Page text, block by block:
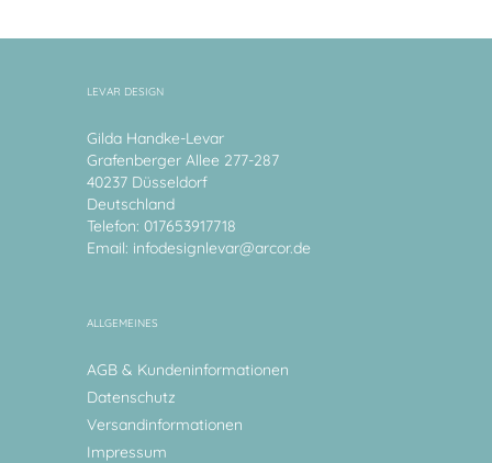
LEVAR DESIGN
Gilda Handke-Levar
Grafenberger Allee 277-287
40237 Düsseldorf
Deutschland
Telefon: 017653917718
Email: infodesignlevar@arcor.de
ALLGEMEINES
AGB & Kundeninformationen
Datenschutz
Versandinformationen
Impressum